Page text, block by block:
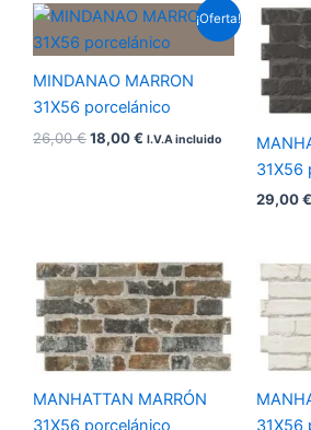
¡Oferta!
MINDANAO MARRON
31X56 porcelánico
26,00€
El
original
26,00 €.
18,00€
El
actual
18,00 €.
I.V.A incluido
31X56
29,00€
MANHATTAN MARRÓN
31X56 porcelánico
31X56